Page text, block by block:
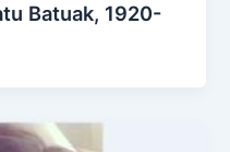
Batuak, 1920-